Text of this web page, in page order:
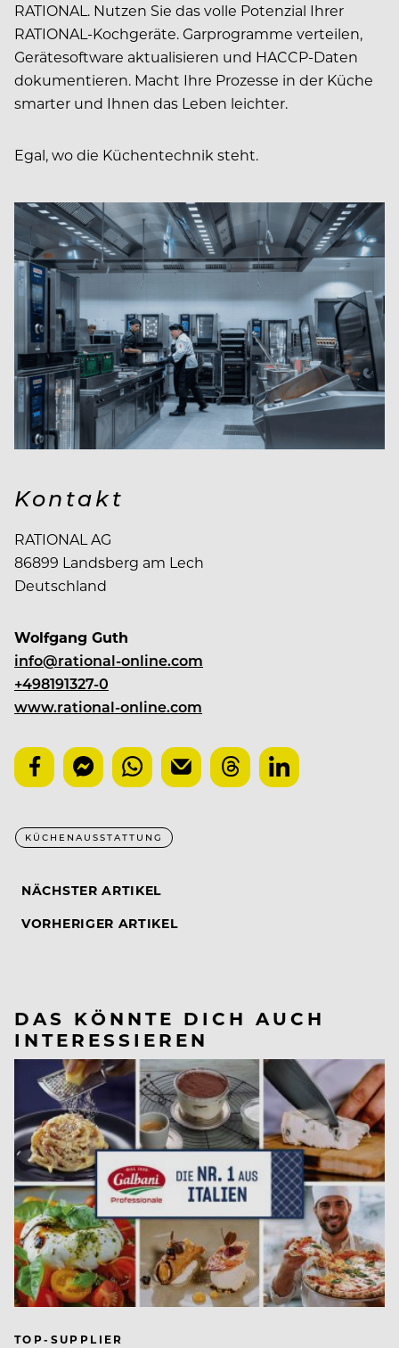
RATIONAL. Nutzen Sie das volle Potenzial Ihrer
RATIONAL-Kochgeräte. Garprogramme verteilen,
Gerätesoftware aktualisieren und HACCP-Daten
dokumentieren. Macht Ihre Prozesse in der Küche
smarter und Ihnen das Leben leichter.
Egal, wo die Küchentechnik steht.
Kontakt
RATIONAL AG
86899 Landsberg am Lech
Deutschland
Wolfgang Guth
info@rational-online.com
+498191327-0
www.rational-online.com
KÜCHENAUSSTATTUNG
NÄCHSTER ARTIKEL
VORHERIGER ARTIKEL
DAS KÖNNTE DICH AUCH
INTERESSIEREN
TOP-SUPPLIER